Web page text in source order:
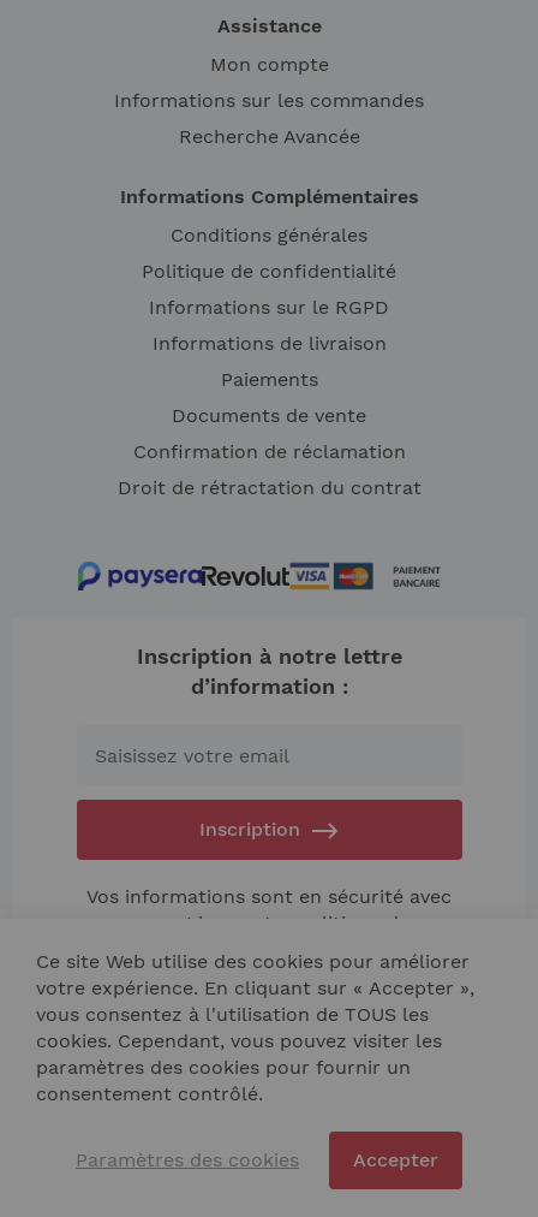
Assistance
Mon compte
Informations sur les commandes
Recherche Avancée
Informations Complémentaires
Conditions générales
Politique de confidentialité
Informations sur le RGPD
Informations de livraison
Paiements
Documents de vente
Confirmation de réclamation
Droit de rétractation du contrat
Inscription à notre lettre
d’information :
Inscription
Vos informations sont en sécurité avec
nous. Lisez notre
politique de
confidentialité.
Copyright © 2024 NIK TECH BULGARIA LTD
Ce site Web utilise des cookies pour améliorer
votre expérience. En cliquant sur « Accepter »,
vous consentez à l'utilisation de TOUS les
cookies. Cependant, vous pouvez visiter les
paramètres des cookies pour fournir un
consentement contrôlé.
Paramètres des cookies Accepter